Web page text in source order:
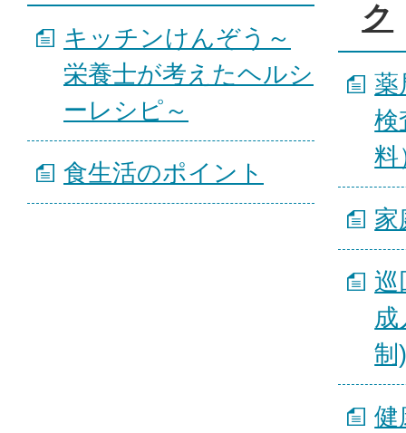
キッチンけんぞう～
栄養士が考えたヘルシ
ーレシピ～
食生活のポイント
ク
薬
検
料
家
巡
成
制
健